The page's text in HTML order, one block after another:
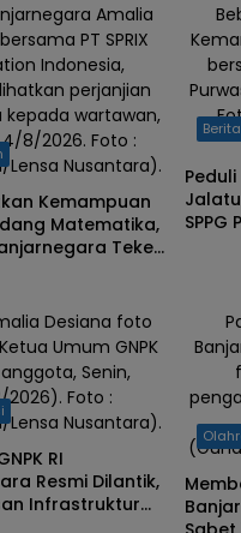
Amalia
PT SPRIX
Indonesia,
perjanjian
kepada wartawan,
4/8/2026. Foto :
Lensa Nusantara).
Kemampuan
Matematika,
Teken
Berita
Desiana foto
Umum GNPK
Senin,
Foto :
Lensa Nusantara).
RI
Resmi Dilantik,
Infrastruktur